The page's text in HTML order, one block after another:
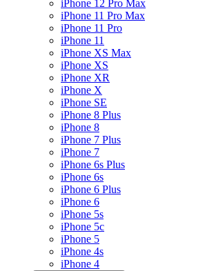
iPhone 12 Pro Max
iPhone 11 Pro Max
iPhone 11 Pro
iPhone 11
iPhone XS Max
iPhone XS
iPhone XR
iPhone X
iPhone SE
iPhone 8 Plus
iPhone 8
iPhone 7 Plus
iPhone 7
iPhone 6s Plus
iPhone 6s
iPhone 6 Plus
iPhone 6
iPhone 5s
iPhone 5c
iPhone 5
iPhone 4s
iPhone 4